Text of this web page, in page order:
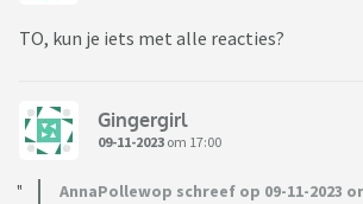
TO, kun je iets met alle reacties?
Gingergirl
09-11-2023 om 17:00
AnnaPollewop schreef op 09-11-2023